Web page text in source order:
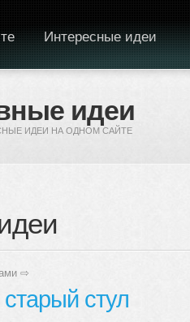
идеи
ИДЕИ НА ОДНОМ САЙТЕ
Интересные идеи
⇨
стул